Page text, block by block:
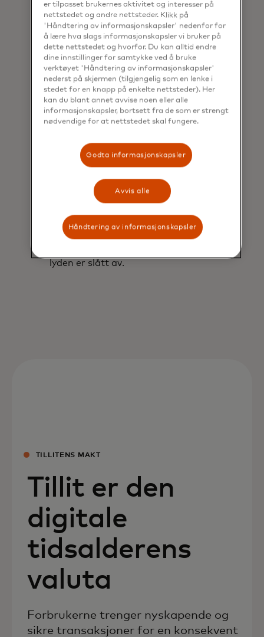
Haptikk: Følelsen av
trygghet.
En signatursekvens av vibrasjoner
menneskeligheten og
trygghetsfølelsen som folk har lært å
lyden er slått av.
TILLITENS MAKT
Tillit er den
digitale
tidsalderens
valuta
Forbrukerne trenger nyskapende og
sikre transaksjoner for en konsekvent
er tilpasset brukernes aktivitet og interesser på
nettstedet og andre nettsteder. Klikk på
'Håndtering av informasjonskapsler' nedenfor for
å lære hva slags informasjonskapsler vi bruker på
dette nettstedet og hvorfor. Du kan alltid endre
dine innstillinger for samtykke ved å bruke
verktøyet 'Håndtering av informasjonskapsler'
nederst på skjermen (tilgjengelig som en lenke i
stedet for en knapp på enkelte nettsteder). Her
kan du blant annet avvise noen eller alle
informasjonskapsler, bortsett fra de som er strengt
nødvendige for at nettstedet skal fungere.
Godta informasjonskapsler
Avvis alle
Håndtering av informasjonskapsler